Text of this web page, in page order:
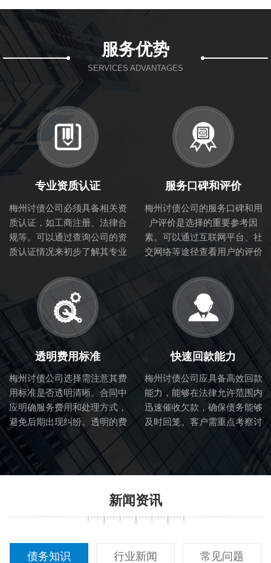
服务优势
SERVICES ADVANTAGES
专业资质认证
梅州讨债公司必须具备相关资
质认证，如工商注册、法律合
规等。可以通过查询公司的资
质认证情况来初步了解其专业
服务口碑和评价
梅州讨债公司的服务口碑和用
户评价是选择的重要参考因
素。可以通过互联网平台、社
交网络等途径查看用户的评价
服务质量。
透明费用标准
梅州讨债公司选择需注意其费
用标准是否透明清晰。合同中
应明确服务费用和处理方式，
避免后期出现纠纷。透明的费
用标准也体现了讨债公司的诚
信度。
快速回款能力
梅州讨债公司应具备高效回款
能力，能够在法律允许范围内
迅速催收欠款，确保债务能够
及时回笼。客户需重点考察讨
新闻资讯
债务知识 行业新闻 常见问题